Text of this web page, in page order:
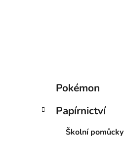
Přeskočit
kategorie
e
Pokémon
Papírnictví
Školní pomůcky